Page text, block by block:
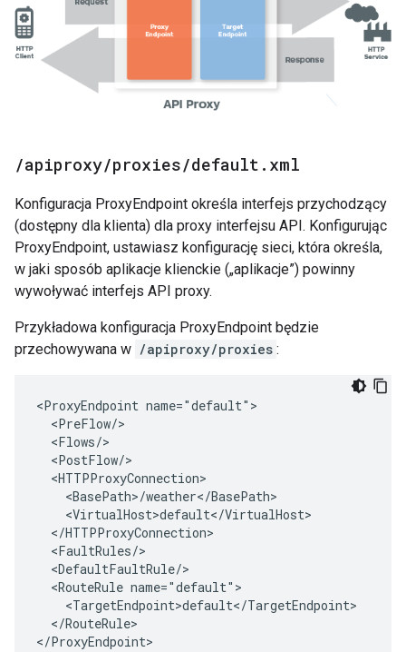
/apiproxy/proxies/default . xml
Konfiguracja ProxyEndpoint określa interfejs przychodzący
(dostępny dla klienta) dla proxy interfejsu API. Konfigurując
ProxyEndpoint, ustawiasz konfigurację sieci, która określa,
w jaki sposób aplikacje klienckie („aplikacje”) powinny
wywoływać interfejs API proxy.
Przykładowa konfiguracja ProxyEndpoint będzie
przechowywana w /apiproxy/proxies :
<ProxyEndpoint name="default">
  <PreFlow/>
  <Flows/>
  <PostFlow/>
  <HTTPProxyConnection>
    <BasePath>/weather</BasePath>
    <VirtualHost>default</VirtualHost>
  </HTTPProxyConnection>
  <FaultRules/>
  <DefaultFaultRule/>
  <RouteRule name="default">
    <TargetEndpoint>default</TargetEndpoint>
  </RouteRule>
</ProxyEndpoint>